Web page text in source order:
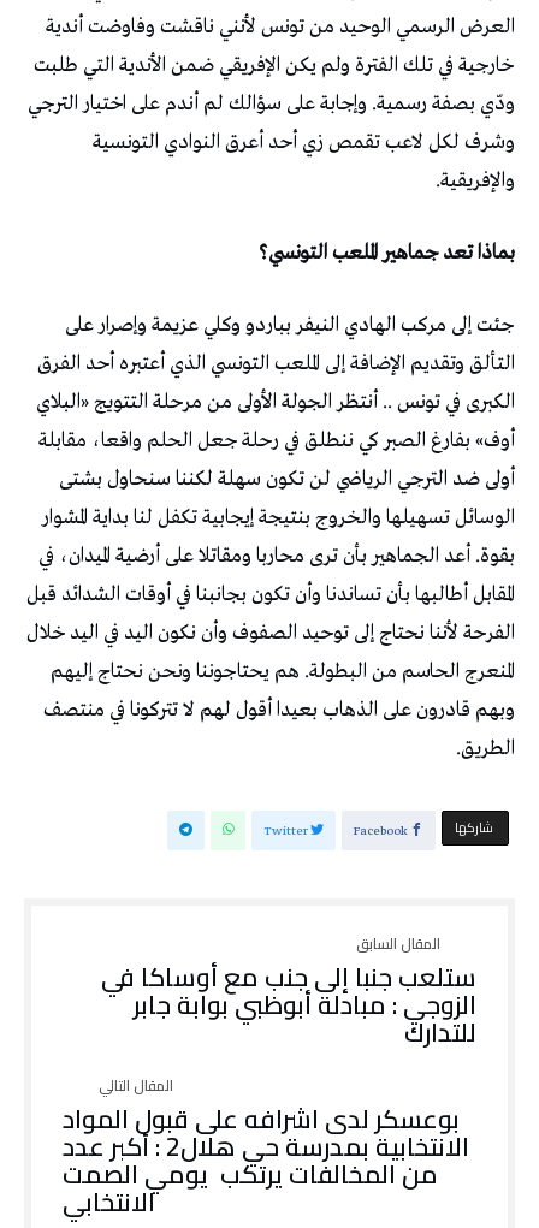
العرض الرسمي الوحيد من تونس لأنني ناقشت وفاوضت أندية
خارجية في تلك الفترة ولم يكن الإفريقي ضمن الأندية التي طلبت
ودّي بصفة رسمية. وإجابة على سؤالك لم أندم على اختيار الترجي
وشرف لكل لاعب تقمص زي أحد أعرق النوادي التونسية
والإفريقية.
بماذا تعد جماهير الملعب التونسي؟
جئت إلى مركب الهادي النيفر بباردو وكلي عزيمة وإصرار على
التألق وتقديم الإضافة إلى الملعب التونسي الذي أعتبره أحد الفرق
الكبرى في تونس .. أنتظر الجولة الأولى من مرحلة التتويج «البلاي
أوف» بفارغ الصبر كي ننطلق في رحلة جعل الحلم واقعا، مقابلة
أولى ضد الترجي الرياضي لن تكون سهلة لكننا سنحاول بشتى
الوسائل تسهيلها والخروج بنتيجة إيجابية تكفل لنا بداية المشوار
بقوة. أعد الجماهير بأن ترى محاربا ومقاتلا على أرضية الميدان، في
المقابل أطالبها بأن تساندنا وأن تكون بجانبنا في أوقات الشدائد قبل
الفرحة لأننا نحتاج إلى توحيد الصفوف وأن نكون اليد في اليد خلال
المنعرج الحاسم من البطولة. هم يحتاجوننا ونحن نحتاج إليهم
وبهم قادرون على الذهاب بعيدا أقول لهم لا تتركونا في منتصف
الطريق.
‫‫ شاركها‬ Facebook
Twitter
ستلعب جنبا إلى جنب مع أوساكا في
الزوجي : مبادلة أبوظبي بوابة جابر
للتدارك
بوعسكر لدى اشرافه على قبول المواد
الانتخابية بمدرسة حي هلال2 : أكبر عدد
من المخالفات يرتكب يومي الصمت
الانتخابي